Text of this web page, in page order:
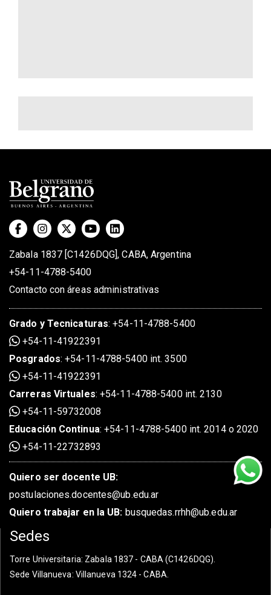
Zabala 1837 [C1426DQG], CABA, Argentina
+54-11-4788-5400
Contacto con áreas administrativas
Grado y Tecnicaturas:+54-11-4788-5400
+54-11-41922391
Posgrados:+54-11-4788-5400 int. 3500
+54-11-41922391
Carreras Virtuales:+54-11-4788-5400 int. 2130
+54-11-59732008
Educación Continua:+54-11-4788-5400 int. 2014 o 2020
+54-11-22732893
Quiero ser docente UB:
postulaciones.docentes@ub.edu.ar
Quiero trabajar en la UB: busquedas.rrhh@ub.edu.ar
Sedes
Torre Universitaria: Zabala 1837 - CABA (C1426DQG).
Sede Villanueva: Villanueva 1324 - CABA.